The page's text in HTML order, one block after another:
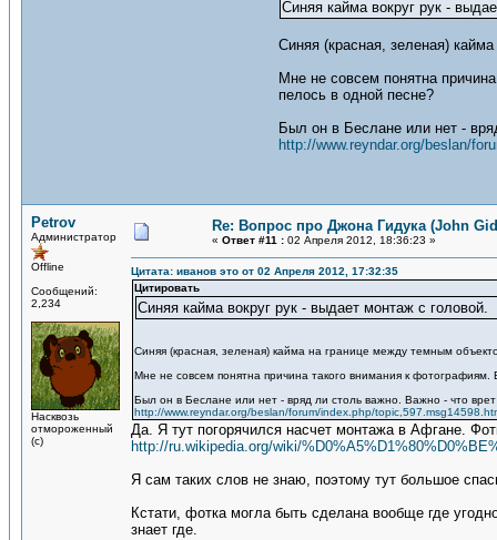
Синяя кайма вокруг рук -
Синяя (красная, зеленая)
Мне не совсем понятна
пелось в одной песне?
Был он в Беслане или нет -
http://www.reyndar.org/beslan/
Petrov
Администратор
Offline
Сообщений:
2,234
Насквозь
отмороженный
(с)
Re: Вопрос про Джона Гидука (John
« Ответ #11 : 02 Апреля 2012, 18:36:23 »
Цитата: иванов это от 02 Апреля 2012, 17:32:35
Цитировать
Синяя кайма вокруг рук - выдает монтаж с головой.
Синяя (красная, зеленая) кайма на границе между темным
Мне не совсем понятна причина такого внимания к фотографиям.
Был он в Беслане или нет - вряд ли столь важно. Важно - что
http://www.reyndar.org/beslan/forum/index.php/
Да. Я тут погорячился насчет монтажа в Афгане.
http://ru.wikipedia.org/wiki/
Я сам таких слов не знаю, поэтому тут большое
Кстати, фотка могла быть сделана вообще где
знает где.